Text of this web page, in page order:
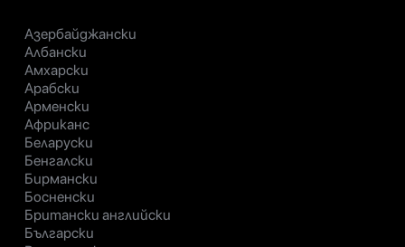
Азербайджански
Албански
Амхарски
Арабски
Арменски
Африканс
Беларуски
Бенгалски
Бирмански
Босненски
Британски английски
Български